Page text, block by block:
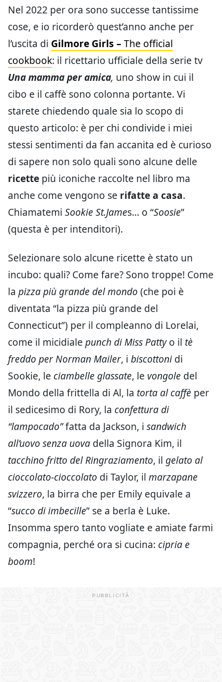
Nel 2022 per ora sono successe tantissime
cose, e io ricorderò quest’anno anche per
l’uscita di Gilmore Girls – The official
cookbook: il ricettario ufficiale della serie tv
Una mamma per amica, uno show in cui il
cibo e il caffè sono colonna portante. Vi
starete chiedendo quale sia lo scopo di
questo articolo: è per chi condivide i miei
stessi sentimenti da fan accanita ed è curioso
di sapere non solo quali sono alcune delle
ricette più iconiche raccolte nel libro ma
anche come vengono se rifatte a casa.
Chiamatemi Sookie St.James… o “Soosie”
(questa è per intenditori).
Selezionare solo alcune ricette è stato un
incubo: quali? Come fare? Sono troppe! Come
la pizza più grande del mondo (che poi è
diventata “la pizza più grande del
Connecticut”) per il compleanno di Lorelai,
come il micidiale punch di Miss Pattyo il tè
freddo per Norman Mailer, i biscottoni di
Sookie, le ciambelle glassate, le vongole del
Mondo della frittella di Al, la torta al caffè per
il sedicesimo di Rory, la confettura di
“lampocado”fatta da Jackson, i sandwich
all’uovo senza uova della Signora Kim, il
tacchino fritto del Ringraziamento, il gelato al
cioccolato-cioccolato di Taylor, il marzapane
svizzero, la birra che per Emily equivale a
“succo di imbecille” se a berla è Luke.
Insomma spero tanto vogliate e amiate farmi
compagnia, perché ora si cucina: cipria e
boom!